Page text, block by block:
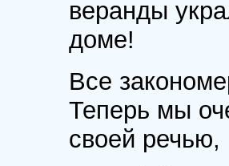
веранды
доме!
Все
Теперь мы
своей речью,